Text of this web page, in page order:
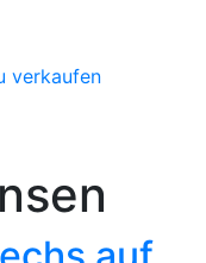
verkaufen